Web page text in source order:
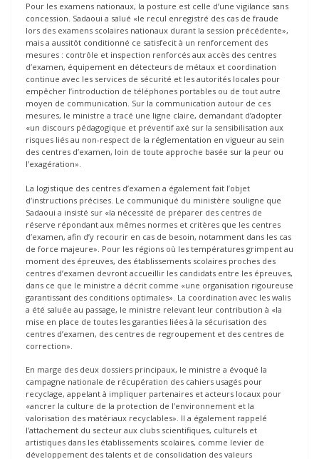
Pour les examens nationaux, la posture est celle d’une vigilance sans
concession. Sadaoui a salué «le recul enregistré des cas de fraude
lors des examens scolaires nationaux durant la session précédente»,
mais a aussitôt conditionné ce satisfecit à un renforcement des
mesures : contrôle et inspection renforcés aux accès des centres
d’examen, équipement en détecteurs de métaux et coordination
continue avec les services de sécurité et les autorités locales pour
empêcher l’introduction de téléphones portables ou de tout autre
moyen de communication. Sur la communication autour de ces
mesures, le ministre a tracé une ligne claire, demandant d’adopter
«un discours pédagogique et préventif axé sur la sensibilisation aux
risques liés au non-respect de la réglementation en vigueur au sein
des centres d’examen, loin de toute approche basée sur la peur ou
l’exagération».
La logistique des centres d’examen a également fait l’objet
d’instructions précises. Le communiqué du ministère souligne que
Sadaoui a insisté sur «la nécessité de préparer des centres de
réserve répondant aux mêmes normes et critères que les centres
d’examen, afin d’y recourir en cas de besoin, notamment dans les cas
de force majeure». Pour les régions où les températures grimpent au
moment des épreuves, des établissements scolaires proches des
centres d’examen devront accueillir les candidats entre les épreuves,
dans ce que le ministre a décrit comme «une organisation rigoureuse
garantissant des conditions optimales». La coordination avec les walis
a été saluée au passage, le ministre relevant leur contribution à «la
mise en place de toutes les garanties liées à la sécurisation des
centres d’examen, des centres de regroupement et des centres de
correction».
En marge des deux dossiers principaux, le ministre a évoqué la
campagne nationale de récupération des cahiers usagés pour
recyclage, appelant à impliquer partenaires et acteurs locaux pour
«ancrer la culture de la protection de l’environnement et la
valorisation des matériaux recyclables». Il a également rappelé
l’attachement du secteur aux clubs scientifiques, culturels et
artistiques dans les établissements scolaires, comme levier de
développement des talents et de consolidation des valeurs